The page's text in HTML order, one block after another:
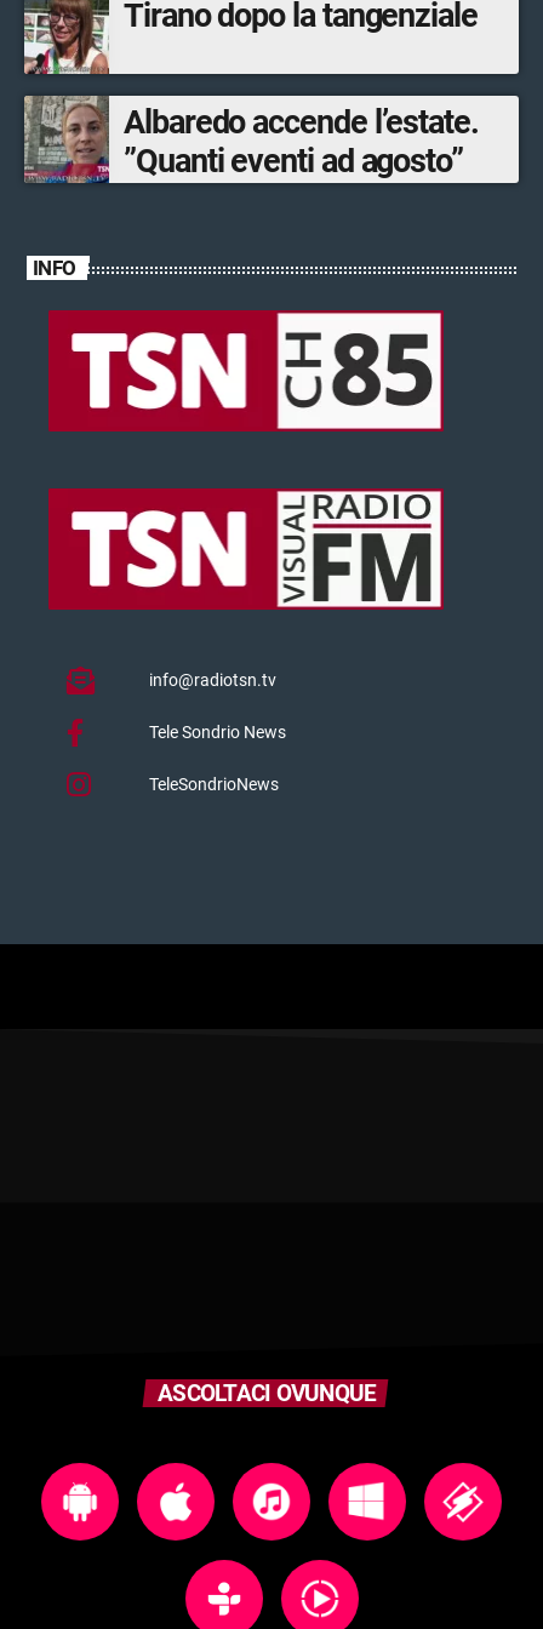
Tirano dopo la tangenziale
Albaredo accende l’estate.
”Quanti eventi ad agosto”
INFO
info@radiotsn.tv
Tele Sondrio News
TeleSondrioNews
ASCOLTACI OVUNQUE